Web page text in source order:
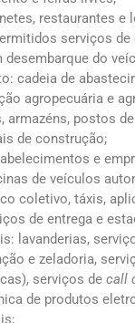
restaurantes e
serviços de
desembarque do
cadeia de
agropecuária e
armazéns, postos
de construção;
e
de veículos
coletivo, táxis,
de entrega e
lavanderias,
e zeladoria,
serviços de call
de produtos